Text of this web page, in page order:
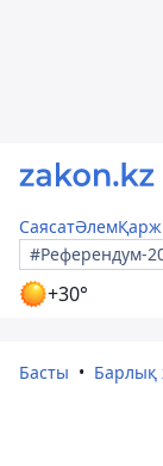
СаясатӘлем
#Референдум-
+30°
Басты Барлық